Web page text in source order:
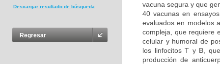
Descargar resultado de búsqueda
Regresar
vacuna segura y que
40 vacunas en
evaluados en modelos
compleja, que requiere
celular y humoral de
los linfocitos T y B,
producción de